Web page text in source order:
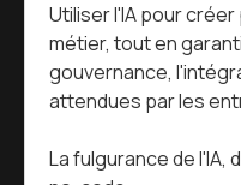
Utiliser l'IA pour
métier, tout en
gouvernance,
attendues par les
La fulgurance de l'IA,